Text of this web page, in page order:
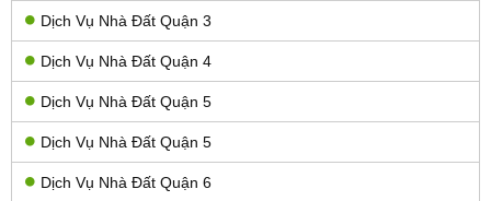
Dịch Vụ Nhà Đất Quận 3
Dịch Vụ Nhà Đất Quận 4
Dịch Vụ Nhà Đất Quận 5
Dịch Vụ Nhà Đất Quận 5
Dịch Vụ Nhà Đất Quận 6